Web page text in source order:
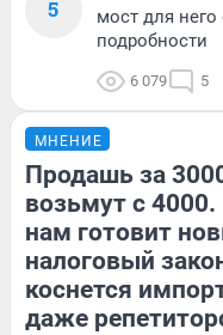
5
мост для него
подробности
6 079 5
МНЕНИЕ
Продашь за
возьмут с
нам готовит
налоговый
коснется
даже